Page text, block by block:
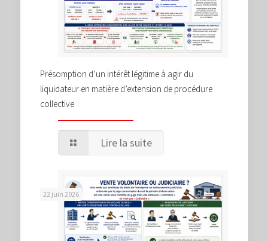
Présomption d’un intérêt légitime à agir du
liquidateur en matière d’extension de procédure
collective
Lire la suite
22 juin 2026